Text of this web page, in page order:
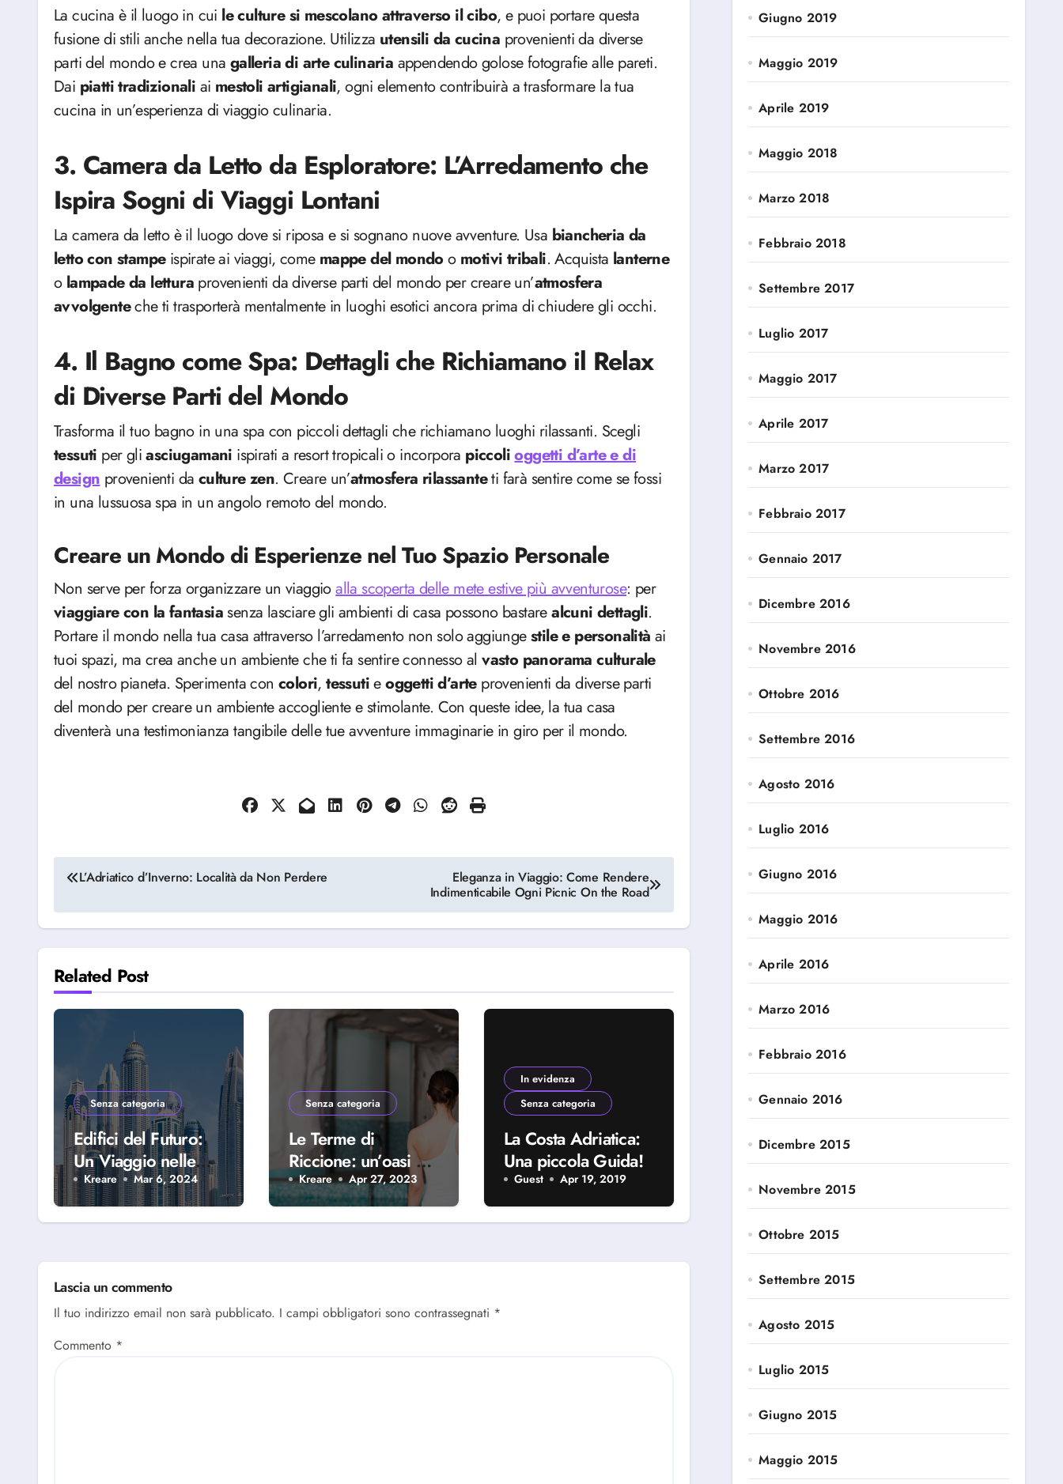
La cucina è il luogo in cui le culture si mescolano attraverso il cibo, e puoi portare questa
fusione di stili anche nella tua decorazione. Utilizza utensili da cucina provenienti da diverse
parti del mondo e crea una galleria di arte culinaria appendendo golose fotografie alle pareti.
Dai piattitradizionali ai mestoli artigianali, ogni elemento contribuirà a trasformare la tua
cucina in un’esperienza di viaggio culinaria.
3. Camera da Letto da Esploratore: L’Arredamento che
Ispira Sogni di Viaggi Lontani
La camera da letto è il luogo dove si riposa e si sognano nuove avventure. Usa biancheria da
letto con stampeispirate ai viaggi, come mappe del mondoo motivi tribali. Acquista lanterne
o lampadeda lettura provenienti da diverse parti del mondo per creare un’atmosfera
avvolgenteche ti trasporterà mentalmente in luoghi esotici ancora prima di chiudere gli occhi.
4. Il Bagno come Spa: Dettagli che Richiamano il Relax
di Diverse Parti del Mondo
Trasforma il tuo bagno in una spa con piccoli dettagli che richiamano luoghi rilassanti. Scegli
tessuti per gliasciugamani ispirati a resort tropicali o incorpora piccolioggetti d’arte e di
designprovenienti da culturezen. Creare un’atmosfera rilassanteti farà sentire come se fossi
in una lussuosa spa in un angolo remoto del mondo.
Creare un Mondo di Esperienze nel Tuo Spazio Personale
Non serve per forza organizzare un viaggioalla scoperta delle mete estive più avventurose: per
viaggiare con la fantasia senza lasciare gli ambienti di casa possono bastarealcuni dettagli.
Portare il mondo nella tua casa attraverso l’arredamento non solo aggiungestile e personalità ai
tuoi spazi, ma crea anche un ambiente che ti fa sentire connesso alvasto panorama culturale
del nostro pianeta. Sperimenta con colori,tessutieoggetti d’arteprovenienti da diverse parti
del mondo per creare un ambiente accogliente e stimolante. Con queste idee, la tua casa
diventerà una testimonianza tangibile delle tue avventure immaginarie in giro per il mondo.
Navigazione
articoli
L’Adriatico d’Inverno: Località da Non Perdere
Eleganza in Viaggio: Come Rendere
Indimenticabile Ogni Picnic On the Road
Related Post
Senza categoria
Edifici del Futuro:
Un Viaggio nelle
Tecnologie
Costruttive del
Domani
Kreare Mar 6, 2024
Senza categoria
Le Terme di
Riccione: un’oasi di
benessere nel cuore
della Riviera
Romagnola
Kreare Apr 27, 2023
In evidenza
Senza categoria
La Costa Adriatica:
Una piccola Guida!
Guest Apr 19, 2019
Lascia un commento
Il tuo indirizzo email non sarà pubblicato. I campi obbligatori sono contrassegnati *
Commento *
Giugno 2019
Maggio 2019
Aprile 2019
Maggio 2018
Marzo 2018
Febbraio 2018
Settembre 2017
Luglio 2017
Maggio 2017
Aprile 2017
Marzo 2017
Febbraio 2017
Gennaio 2017
Dicembre 2016
Novembre 2016
Ottobre 2016
Settembre 2016
Agosto 2016
Luglio 2016
Giugno 2016
Maggio 2016
Aprile 2016
Marzo 2016
Febbraio 2016
Gennaio 2016
Dicembre 2015
Novembre 2015
Ottobre 2015
Settembre 2015
Agosto 2015
Luglio 2015
Giugno 2015
Maggio 2015